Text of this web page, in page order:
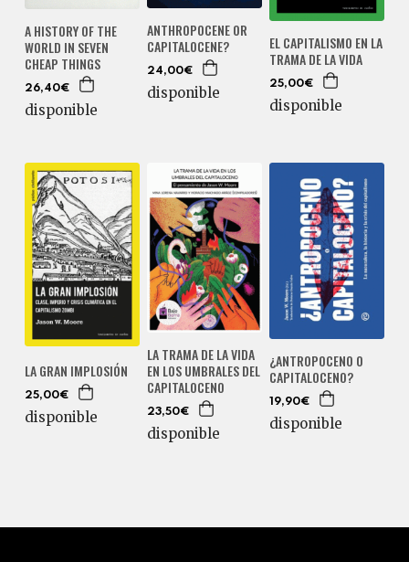
A HISTORY OF THE
WORLD IN SEVEN
CHEAP THINGS
26,40€
disponible
ANTHROPOCENE OR
CAPITALOCENE?
24,00€
disponible
EL CAPITALISMO EN LA
TRAMA DE LA VIDA
25,00€
disponible
LA GRAN IMPLOSIÓN
25,00€
disponible
LA TRAMA DE LA VIDA
EN LOS UMBRALES DEL
CAPITALOCENO
23,50€
disponible
¿ANTROPOCENO O
CAPITALOCENO?
19,90€
disponible